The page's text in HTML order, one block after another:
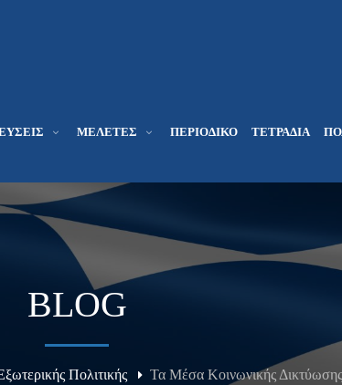
ΜΕΛΕΤΕΣ ΠΕΡΙΟΔΙΚΌ ΤΕΤΡΆΔΙΑ
BLOG
Πολιτικής Τα Μέσα Κοινωνικής